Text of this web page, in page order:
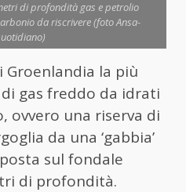
di profondità gas e petrolio
da riscrivere (foto Ansa-
Groenlandia la più
gas freddo da idrati
ovvero una riserva di
da una ‘gabbia’
sul fondale
di profondità.